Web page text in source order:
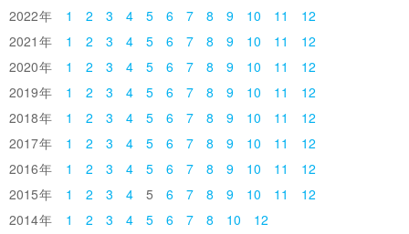
2022
1 2 3 4 5 6 7 8 9 10 11
12
2021
1 2 3 4 5 6 7 8 9 10 11
12
2020
1 2 3 4 5 6 7 8 9 10 11
12
2019
1 2 3 4 5 6 7 8 9 10 11
12
2018
1 2 3 4 5 6 7 8 9 10 11
12
2017
1 2 3 4 5 6 7 8 9 10 11
12
2016
1 2 3 4 5 6 7 8 9 10 11
12
2015
1 2 3 4 5 6 7 8 9 10 11
12
2014
1 2 3 4 5 6 7 8 10
12